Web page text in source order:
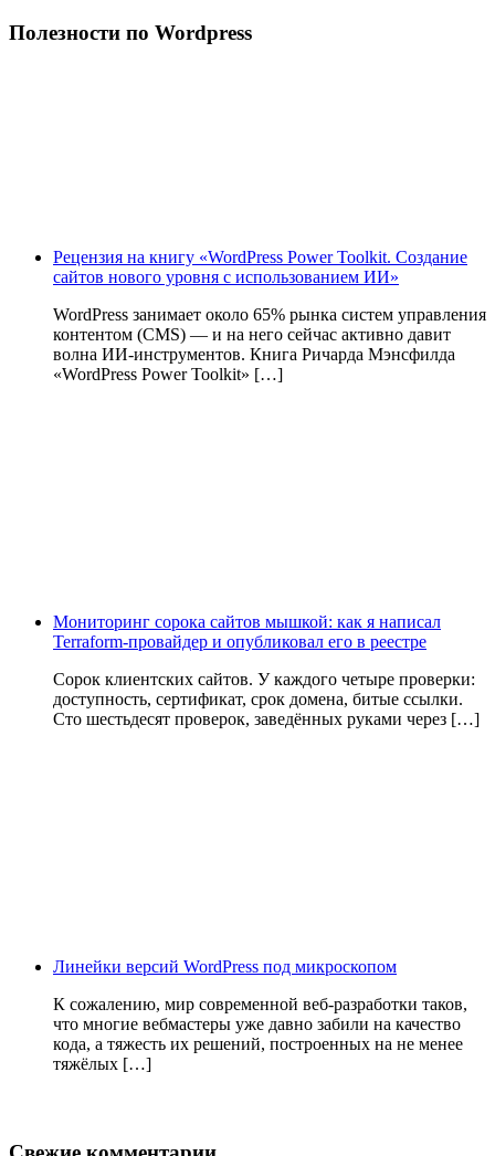
Полезности по Wordpress
Рецензия на книгу «WordPress Power Toolkit. Создание
сайтов нового уровня с использованием ИИ»
WordPress занимает около 65% рынка систем управления
контентом (CMS) — и на него сейчас активно давит
волна ИИ‑инструментов. Книга Ричарда Мэнсфилда
«WordPress Power Toolkit» […]
Мониторинг сорока сайтов мышкой: как я написал
Terraform-провайдер и опубликовал его в реестре
Сорок клиентских сайтов. У каждого четыре проверки:
доступность, сертификат, срок домена, битые ссылки.
Сто шестьдесят проверок, заведённых руками через […]
Линейки версий WordPress под микроскопом
К сожалению, мир современной веб-разработки таков,
что многие вебмастеры уже давно забили на качество
кода, а тяжесть их решений, построенных на не менее
тяжёлых […]